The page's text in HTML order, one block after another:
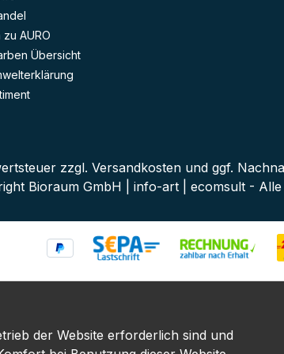
AURO
Übersicht
zzgl. Versandkosten und ggf.
Bioraum GmbH | info-art | ecomsult -
der Website erforderlich sind und